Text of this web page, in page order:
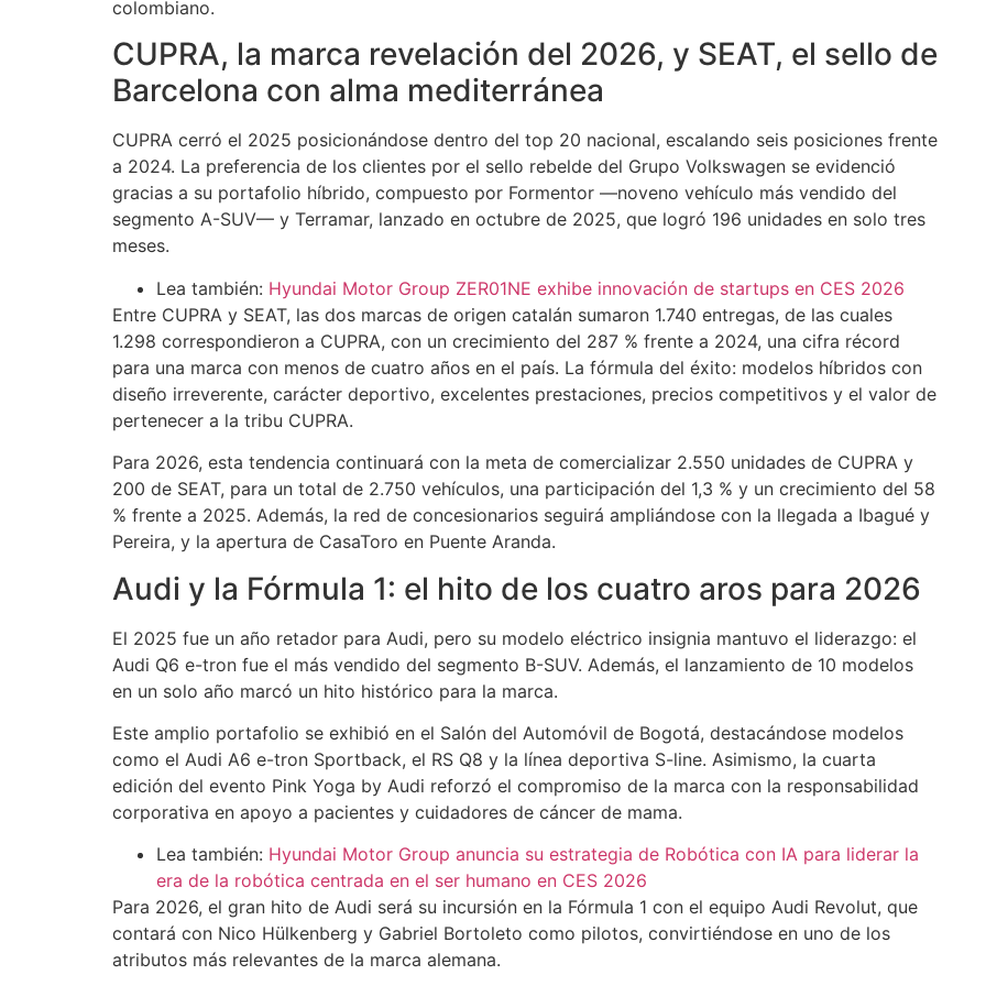
colombiano.
CUPRA, la marca revelación del 2026, y SEAT, el sello de
Barcelona con alma mediterránea
CUPRA cerró el 2025 posicionándose dentro del top 20 nacional, escalando seis posiciones frente
a 2024. La preferencia de los clientes por el sello rebelde del Grupo Volkswagen se evidenció
gracias a su portafolio híbrido, compuesto por Formentor —noveno vehículo más vendido del
segmento A-SUV— y Terramar, lanzado en octubre de 2025, que logró 196 unidades en solo tres
meses.
Lea también: Hyundai Motor Group ZER01NE exhibe innovación de startups en CES 2026
Entre CUPRA y SEAT, las dos marcas de origen catalán sumaron 1.740 entregas, de las cuales
1.298 correspondieron a CUPRA, con un crecimiento del 287 % frente a 2024, una cifra récord
para una marca con menos de cuatro años en el país. La fórmula del éxito: modelos híbridos con
diseño irreverente, carácter deportivo, excelentes prestaciones, precios competitivos y el valor de
pertenecer a la tribu CUPRA.
Para 2026, esta tendencia continuará con la meta de comercializar 2.550 unidades de CUPRA y
200 de SEAT, para un total de 2.750 vehículos, una participación del 1,3 % y un crecimiento del 58
% frente a 2025. Además, la red de concesionarios seguirá ampliándose con la llegada a Ibagué y
Pereira, y la apertura de CasaToro en Puente Aranda.
Audi y la Fórmula 1: el hito de los cuatro aros para 2026
El 2025 fue un año retador para Audi, pero su modelo eléctrico insignia mantuvo el liderazgo: el
Audi Q6 e-tron fue el más vendido del segmento B-SUV. Además, el lanzamiento de 10 modelos
en un solo año marcó un hito histórico para la marca.
Este amplio portafolio se exhibió en el Salón del Automóvil de Bogotá, destacándose modelos
como el Audi A6 e-tron Sportback, el RS Q8 y la línea deportiva S-line. Asimismo, la cuarta
edición del evento Pink Yoga by Audi reforzó el compromiso de la marca con la responsabilidad
corporativa en apoyo a pacientes y cuidadores de cáncer de mama.
Lea también: Hyundai Motor Group anuncia su estrategia de Robótica con IA para liderar la
era de la robótica centrada en el ser humano en CES 2026
Para 2026, el gran hito de Audi será su incursión en la Fórmula 1 con el equipo Audi Revolut, que
contará con Nico Hülkenberg y Gabriel Bortoleto como pilotos, convirtiéndose en uno de los
atributos más relevantes de la marca alemana.